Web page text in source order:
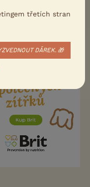
dávku.
třetích stran
DÁREK. 🎁